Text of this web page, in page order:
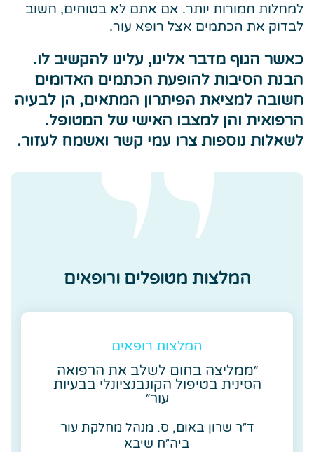
למחלות חמורות יותר. אם אתם לא בטוחים, חשוב
לבדוק את הכתמים אצל רופא עור.
כאשר הגוף מדבר אלינו, עלינו להקשיב לו.
הבנת הסיבות להופעת הכתמים האדומים
חשובה למציאת הפיתרון המתאים, הן לבעיה
הרפואית והן למצבו האישי של המטופל.
לשאלות נוספות צרו עמי קשר ואשמח לעזור.
המלצות מטופלים ורופאים
המלצות רופאים
״ממליצה בחום לשלב את הרפואה
הסינית בטיפול הקונבנציונלי בבעיות
עור״
ד״ר שרון באום, ס. מנהל מחלקת עור
ביה״ח שיבא